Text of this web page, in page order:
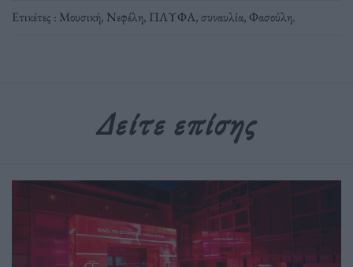
Ετικέτες : Μουσική, Νεφέλη, ΠΛΥΦΑ,συναυλία, Φασούλη.
Δείτε επίσης